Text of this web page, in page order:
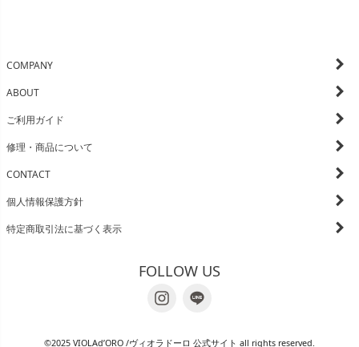
COMPANY
ABOUT
ご利用ガイド
修理・商品について
CONTACT
個人情報保護方針
特定商取引法に基づく表示
FOLLOW US
©2025 VIOLAd’ORO /ヴィオラドーロ 公式サイト all rights reserved.